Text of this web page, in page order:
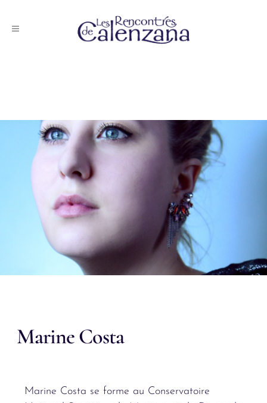
Marine Costa
Marine Costa se forme au Conservatoire